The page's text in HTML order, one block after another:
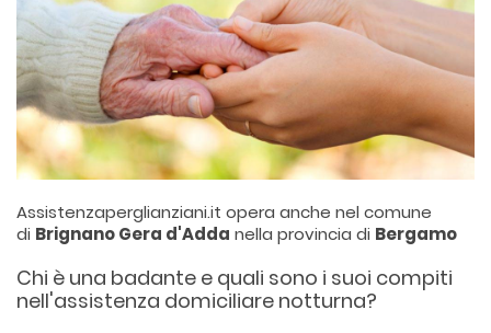
Assistenzaperglianziani.it opera anche nel comune
di Brignano Gera d'Adda nella provincia di Bergamo
Chi è una badante e quali sono i suoi compiti
nell'assistenza domiciliare notturna?